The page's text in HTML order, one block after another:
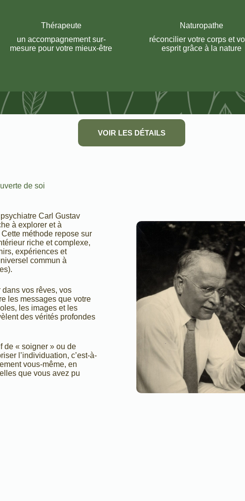
Thérapeute
un accompagnement sur-
mesure pour votre mieux-être
Naturopathe
réconcilier votre corps et
esprit grâce à la nature
VOIR LES DÉTAILS
de soi
Carl Gustav
à explorer et à
méthode repose sur
riche et complexe,
expériences et
commun à
vos rêves, vos
les messages que votre
les images et les
des vérités profondes
de « soigner » ou de
l’individuation, c’est-à-
vous-même, en
que vous avez pu